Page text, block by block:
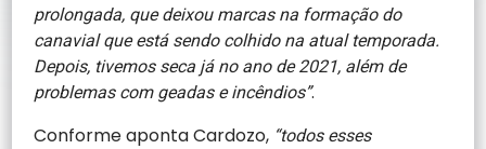
prolongada, que deixou marcas na formação do
canavial que está sendo colhido na atual temporada.
Depois, tivemos seca já no ano de 2021, além de
problemas com geadas e incêndios”.
Conforme aponta Cardozo, “todos esses